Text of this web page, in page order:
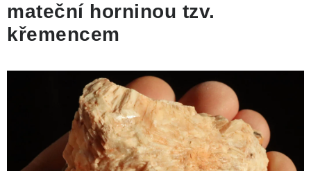
MISTROVSKÉ KRYSTALY
VIDEOGALERIE
KONTAKT
mateční horninou tzv.
křemencem